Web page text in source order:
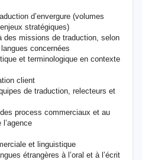
d’envergure (volumes
stratégiques)
des missions de traduction, selon
concernées
et terminologique en contexte
client
de traduction, relecteurs et
process commerciaux et au
et linguistique
étrangères à l’oral et à l’écrit